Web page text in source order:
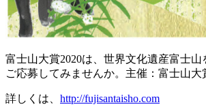
富士山大賞2020は、世界文化遺産富士
ご応募してみませんか。主催：富士山
詳しくは、 http://fujisantaisho.com